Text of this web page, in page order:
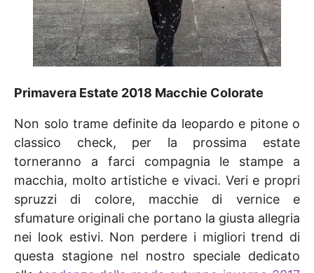
Primavera Estate 2018 Macchie Colorate
Non solo trame definite da leopardo e pitone o
classico check, per la prossima estate
torneranno a farci compagnia le stampe a
macchia, molto artistiche e vivaci. Veri e propri
spruzzi di colore, macchie di vernice e
sfumature originali che portano la giusta allegria
nei look estivi. Non perdere i migliori trend di
questa stagione nel nostro speciale dedicato